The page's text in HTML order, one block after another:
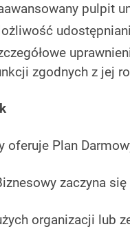
pulpit
zgodnych z jej
oferuje Plan
zaczyna
organizacji lub